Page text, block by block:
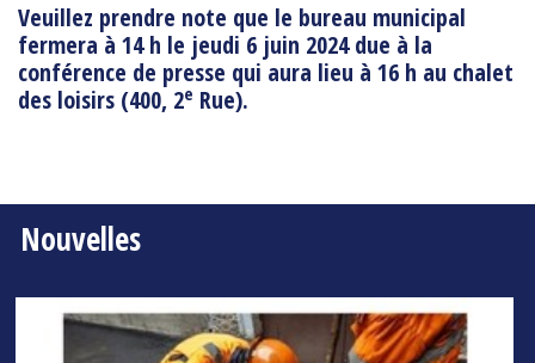
Veuillez prendre note que le bureau municipal
fermera à 14 h le jeudi 6 juin 2024 due à la
conférence de presse qui aura lieu à 16 h au chalet
des loisirs (400, 2e Rue).
Nouvelles